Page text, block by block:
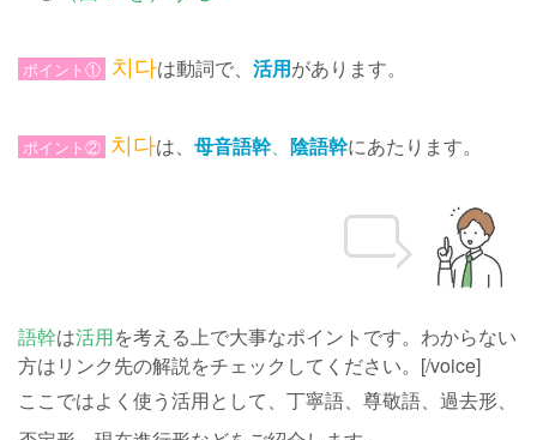
ポイント① 치다は動詞で、 活用があります。
ポイント② 치다は、 母音語幹、 陰語幹にあたります。
語幹は活用を考える上で大事なポイントです。わからない
方はリンク先の解説をチェックしてください。[/voice]
ここではよく使う活用として、丁寧語、尊敬語、過去形、